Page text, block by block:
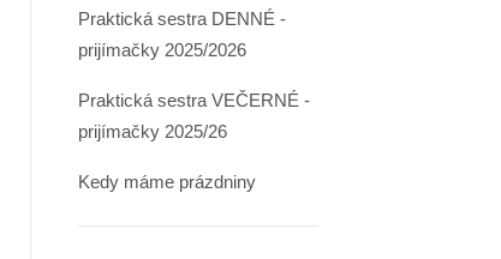
Praktická sestra DENNÉ -
prijímačky 2025/2026
Praktická sestra VEČERNÉ -
prijímačky 2025/26
Kedy máme prázdniny